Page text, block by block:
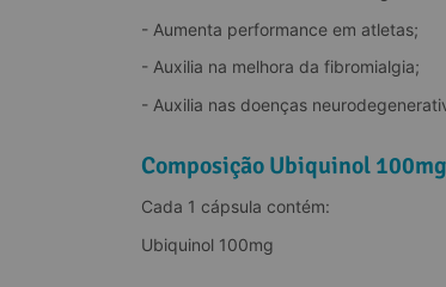
- Aumenta performance em atletas;
- Auxilia na melhora da fibromialgia;
- Auxilia nas doenças
Composição Ubiquinol
Cada 1 cápsula contém:
Ubiquinol 100mg